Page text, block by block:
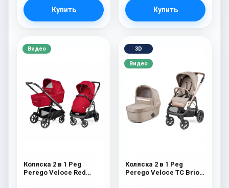
Купить Купить
Видео
Коляска 2 в 1 Peg
Perego Veloce Red
3D
Видео
Коляска 2 в 1 Peg
Perego Veloce TC Brio